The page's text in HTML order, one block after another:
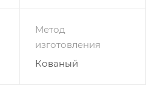
Метод
изготовления
Кованый